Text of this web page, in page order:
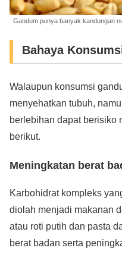
Gandum punya banyak kandungan
Bahaya
Walaupun konsumsi
menyehatkan tubuh,
berlebihan dapat berisiko
berikut.
Meningkatan berat
Karbohidrat kompleks
diolah menjadi makanan
atau roti putih dan pasta
berat badan serta